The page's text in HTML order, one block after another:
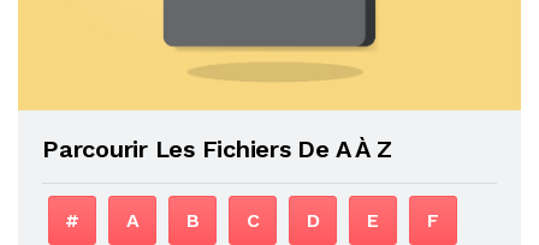
Parcourir Les Fichiers De A À Z
# A B C D E F